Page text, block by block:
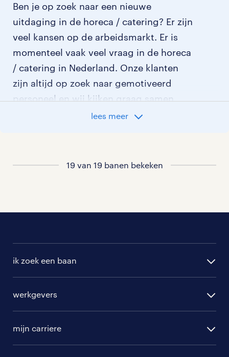
Ben je op zoek naar een nieuwe
uitdaging in de horeca / catering? Er zijn
veel kansen op de arbeidsmarkt. Er is
momenteel vaak veel vraag in de horeca
/ catering in Nederland. Onze klanten
zijn altijd op zoek naar gemotiveerd
personeel en wij kijken graag samen
met je naar de organisatie die het beste
lees meer
19 van 19 banen bekeken
ik zoek een baan
randstad professional
werkgevers
mijn carriere